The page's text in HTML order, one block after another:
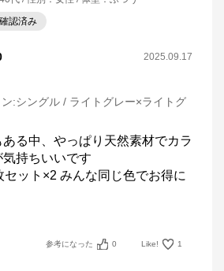
認済み
2025.09.17
:シングル / ライトグレー×ライトグ
る中、やっぱり天然素材でカラ
持ちいいです
ット×2 みんな同じ色でお得に
参考になった 0 Like! 1
※外部サイトが開きます
なねむりで、
に
Online SHOPは、京都の寝具総合メ
イエンスラボ」を社内に構え、科学
基づき、お客様の体質や室内環境、
りをご提案します。